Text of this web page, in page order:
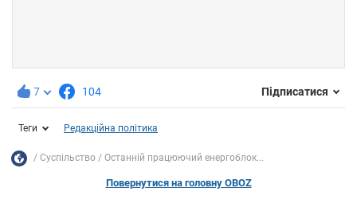
7 104 Підписатися
Теги Редакційна політика
Суспільство Останній працюючий енергоблок...
Повернутися на головну OBOZ